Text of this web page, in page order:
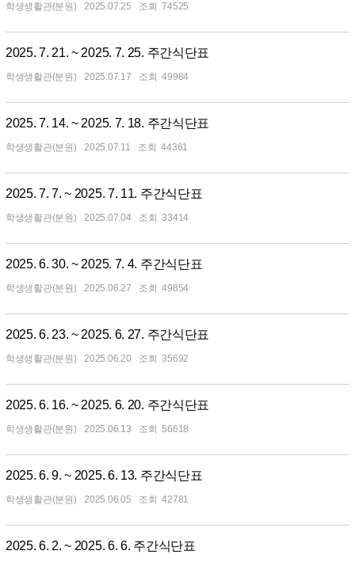
학생생활관(분원) 2025.07.25 74525
2025. 7. 21. ~ 2025. 7. 25. 주간식단표
학생생활관(분원) 2025.07.17 49984
2025. 7. 14. ~ 2025. 7. 18. 주간식단표
학생생활관(분원) 2025.07.11 44361
2025. 7. 7. ~ 2025. 7. 11. 주간식단표
학생생활관(분원) 2025.07.04 33414
2025. 6. 30. ~ 2025. 7. 4. 주간식단표
학생생활관(분원) 2025.06.27 49854
2025. 6. 23. ~ 2025. 6. 27. 주간식단표
학생생활관(분원) 2025.06.20 35692
2025. 6. 16. ~ 2025. 6. 20. 주간식단표
학생생활관(분원) 2025.06.13 56618
2025. 6. 9. ~ 2025. 6. 13. 주간식단표
학생생활관(분원) 2025.06.05 42781
2025. 6. 2. ~ 2025. 6. 6. 주간식단표